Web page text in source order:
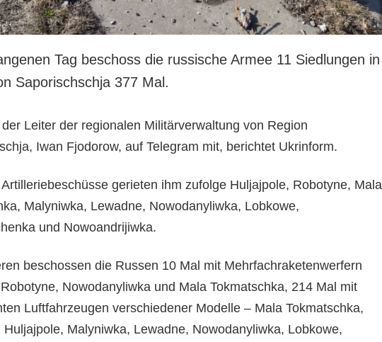
Tag beschoss die russische Armee 11 Siedlungen in
Saporischschja 377 Mal.
Leiter der regionalen Militärverwaltung von Region
Iwan Fjodorow, auf Telegram mit, berichtet Ukrinform.
gerieten ihm zufolge Huljajpole, Robotyne, Mala
Malyniwka, Lewadne, Nowodanyliwka, Lobkowe,
und Nowoandrijiwka.
beschossen die Russen 10 Mal mit Mehrfachraketenwerfern
Nowodanyliwka und Mala Tokmatschka, 214 Mal mit
Luftfahrzeugen verschiedener Modelle – Mala Tokmatschka,
Huljajpole, Malyniwka, Lewadne, Nowodanyliwka, Lobkowe,